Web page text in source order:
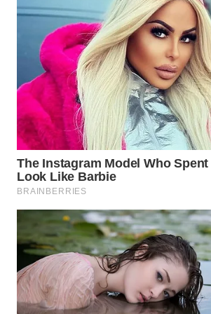
WAHANANEWS
NET
WAHANA
SPORT
WAHANA
UMKM
WAHANA
SELEB
WAHANA
PERSONA
WAHANA
OTOMOTIF